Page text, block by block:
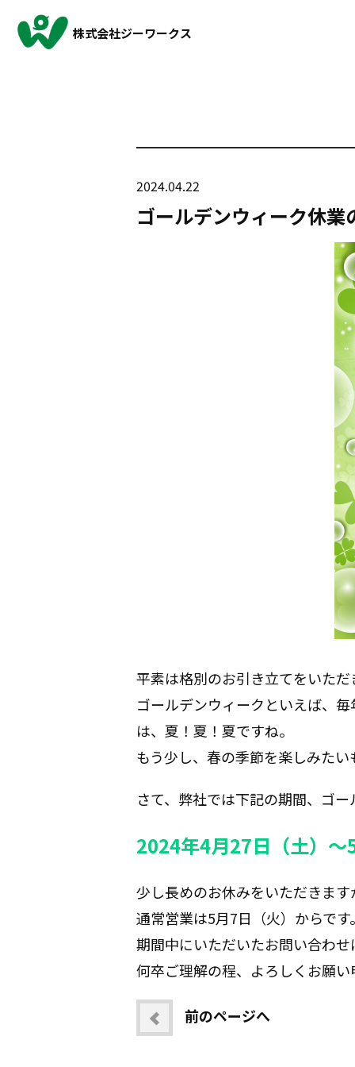
株式会社ジーワークス
2024.04.22
ゴールデンウィーク休業
平素は格別のお引き立てをいた
ゴールデンウィークといえば、
は、夏！夏！夏ですね。
もう少し、春の季節を楽しみたい
さて、弊社では下記の期間、ゴ
2024年4月27日（土）
少し長めのお休みをいただきま
通常営業は5月7日（火）からです
期間中にいただいたお問い合わ
何卒ご理解の程、よろしくお願い
前のページへ